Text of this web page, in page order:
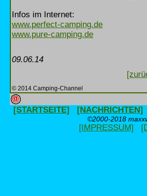
Infos im Internet:
www.perfect-camping.de
www.pure-camping.de
09.06.14
© 2014 Camping-Channel
[STARTSEITE] [NACHRICHTEN]
©2000-2018
[IMPRESSUM]